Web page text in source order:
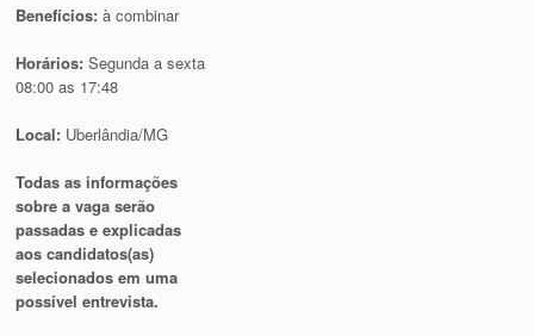
Benefícios:à combinar
Horários:Segunda a sexta
08:00 as 17:48
Local: Uberlândia/MG
Todas as informações
sobre a vaga serão
passadas e explicadas
aos candidatos(as)
selecionados em uma
possível entrevista.